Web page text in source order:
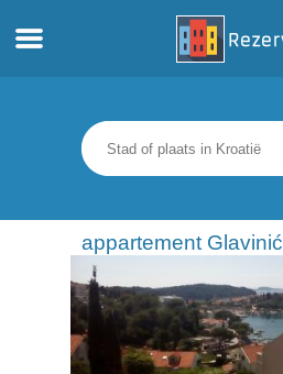
Appartementen
Toeristeninformatie
Stranden
webcams
appartement Glavinić